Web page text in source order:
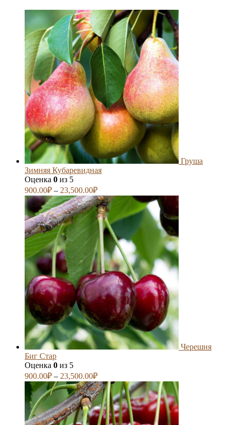
Груша
Зимняя Кубаревидная
Оценка 0 из 5
900.00₽ – 23,500.00₽
Черешня
Биг Стар
Оценка 0 из 5
900.00₽ – 23,500.00₽